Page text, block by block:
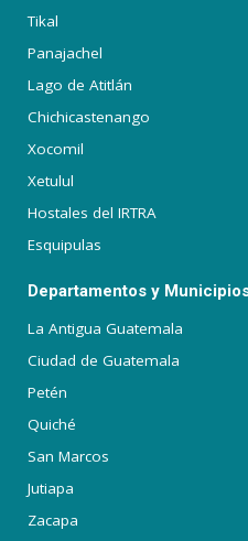
Tikal
Panajachel
Lago de Atitlán
Chichicastenango
Xocomil
Xetulul
Hostales del IRTRA
Esquipulas
Departamentos y
La Antigua Guatemala
Ciudad de Guatemala
Petén
Quiché
San Marcos
Jutiapa
Zacapa